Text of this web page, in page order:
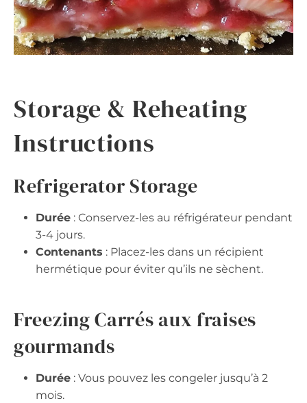
Storage & Reheating
Instructions
Refrigerator Storage
Durée : Conservez-les au réfrigérateur pendant
3-4 jours.
Contenants : Placez-les dans un récipient
hermétique pour éviter qu’ils ne sèchent.
Freezing Carrés aux fraises
gourmands
Durée : Vous pouvez les congeler jusqu’à 2
mois.